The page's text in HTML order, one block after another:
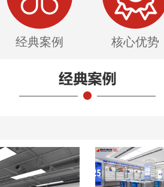
经典案例 核心优势